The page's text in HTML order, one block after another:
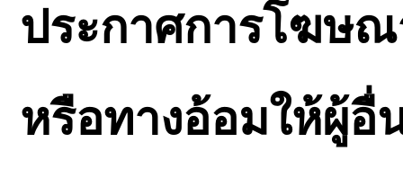
ประกาศการโฆษ
หรือทางอ้อมให้ผู้อื่